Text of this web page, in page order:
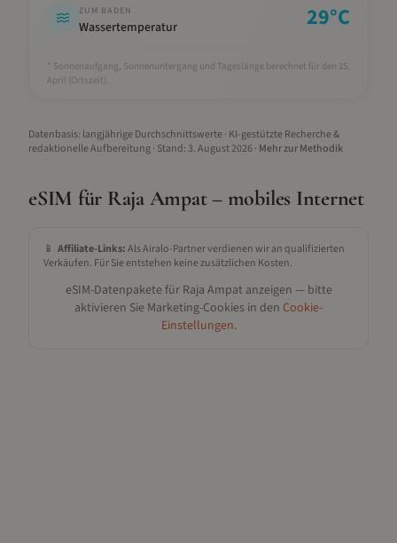
ZUM BADEN
Wassertemperatur 29°C
* Sonnenaufgang, Sonnenuntergang und Tageslänge berechnet für den 15.
April (Ortszeit).
Datenbasis: langjährige Durchschnittswerte · KI-gestützte Recherche &
redaktionelle Aufbereitung· Stand: 3. August 2026· Mehr zur Methodik
eSIM für Raja Ampat– mobiles Internet
📱 Affiliate-Links:Als Airalo-Partner verdienen wir an qualifizierten
Verkäufen. Für Sie entstehen keine zusätzlichen Kosten.
eSIM-Datenpakete für Raja Ampatanzeigen — bitte
aktivieren Sie Marketing-Cookies in den Cookie-
Einstellungen.